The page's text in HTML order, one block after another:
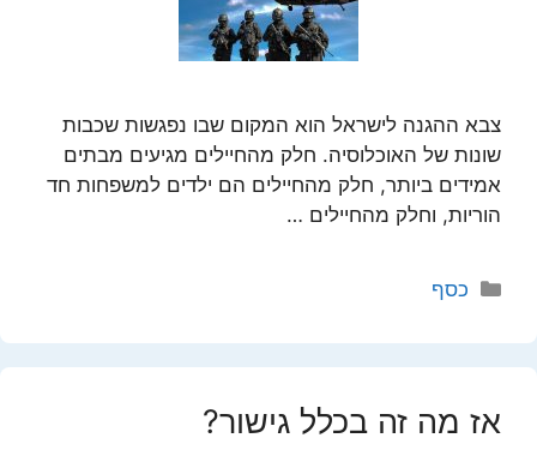
צבא ההגנה לישראל הוא המקום שבו נפגשות שכבות
שונות של האוכלוסיה. חלק מהחיילים מגיעים מבתים
אמידים ביותר, חלק מהחיילים הם ילדים למשפחות חד
הוריות, וחלק מהחיילים …
קטגוריות
כסף
אז מה זה בכלל גישור?